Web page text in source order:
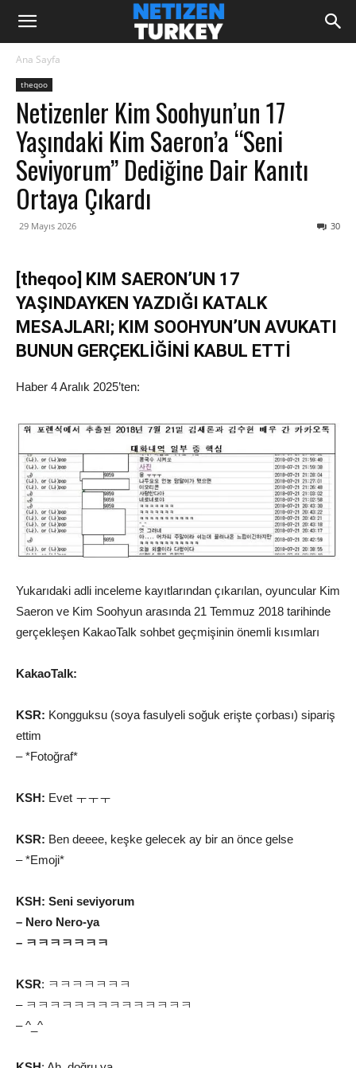
Ana Sayfa
theqoo
Netizenler Kim Soohyun’un 17
Yaşındaki Kim Saeron’a “Seni
Seviyorum” Dediğine Dair Kanıtı
Ortaya Çıkardı
29 Mayıs 2026 30
[theqoo] KIM SAERON’UN 17
YAŞINDAYKEN YAZDIĞI KATALK
MESAJLARI; KIM SOOHYUN’UN AVUKATI
BUNUN GERÇEKLİĞİNİ KABUL ETTİ
Haber 4 Aralık 2025’ten:
Yukarıdaki adli inceleme kayıtlarından çıkarılan, oyuncular Kim
Saeron ve Kim Soohyun arasında 21 Temmuz 2018 tarihinde
gerçekleşen KakaoTalk sohbet geçmişinin önemli kısımları
KakaoTalk:
KSR: Kongguksu (soya fasulyeli soğuk erişte çorbası) sipariş
ettim
– *Fotoğraf*
KSH: Evet ㅜㅜㅜ
KSR: Ben deeee, keşke gelecek ay bir an önce gelse
– *Emoji*
KSH: Seni seviyorum
– Nero Nero-ya
– ㅋㅋㅋㅋㅋㅋㅋ
KSR: ㅋㅋㅋㅋㅋㅋㅋ
– ㅋㅋㅋㅋㅋㅋㅋㅋㅋㅋㅋㅋㅋㅋ
– ^_^